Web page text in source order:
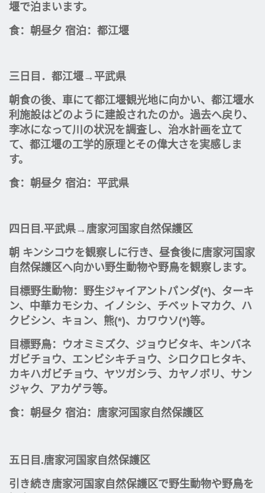
堰で泊まいます。
食：朝昼夕 宿泊：都江堰
三日目．都江堰→平武県
朝食の後、車にて都江堰観光地に向かい、都江堰水
利施設はどのように建設されたのか。過去へ戻り、
李冰になって川の状況を調査し、治水計画を立て
て、都江堰の工学的原理とその偉大さを実感しま
す。
食：朝昼夕 宿泊：平武県
四日目.平武県→唐家河国家自然保護区
朝 キンシコウを観察しに行き、昼食後に唐家河国家
自然保護区へ向かい野生動物や野鳥を観察します。
目標野生動物：野生ジャイアントパンダ(*)、ターキ
ン、中華カモシカ、イノシシ、チベットマカク、ハ
クビシン、キョン、熊(*)、カワウソ(*)等。
目標野鳥：ウオミミズク、ジョウビタキ、キンバネ
ガビチョウ、エンビシキチョウ、シロクロヒタキ、
カキハガビチョウ、ヤツガシラ、カヤノボリ、サン
ジャク、アカゲラ等。
食：朝昼夕 宿泊：唐家河国家自然保護区
五日目.唐家河国家自然保護区
引き続き唐家河国家自然保護区で野生動物や野鳥を